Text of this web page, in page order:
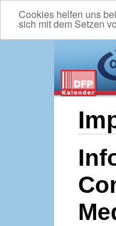
Cookies helfen uns
sich mit dem Setzen